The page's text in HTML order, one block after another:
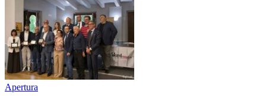
Apertura